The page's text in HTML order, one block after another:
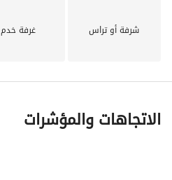
شرفة أو تراس غرفة خدم
الاتجاهات والمؤشرات